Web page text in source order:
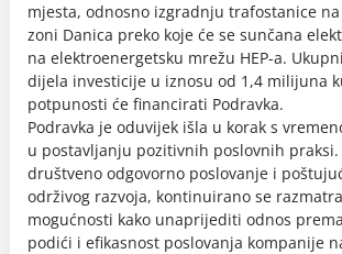
mjesta, odnosno izgradnju trafostanice
zoni Danica preko koje će se sunčana
na elektroenergetsku mrežu HEP-a.
dijela investicije u iznosu od 1,4 milijuna
potpunosti će financirati Podravka.
Podravka je oduvijek išla u korak s
u postavljanju pozitivnih poslovnih
društveno odgovorno poslovanje i
održivog razvoja, kontinuirano se
mogućnosti kako unaprijediti odnos
podići i efikasnost poslovanja kompanije